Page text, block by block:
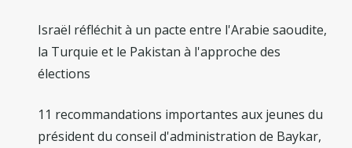
Israël réfléchit à un pacte entre l'Arabie saoudite,
la Turquie et le Pakistan à l'approche des
élections
11 recommandations importantes aux jeunes du
président du conseil d'administration de Baykar,